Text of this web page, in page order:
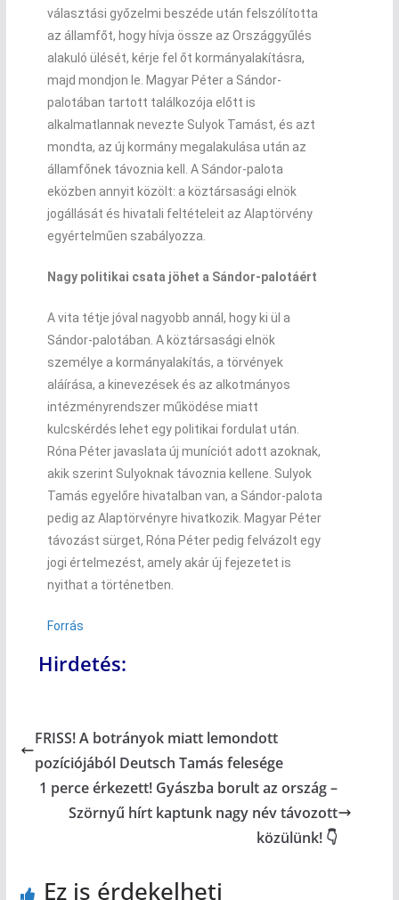
választási győzelmi beszéde után felszólította
az államfőt, hogy hívja össze az Országgyűlés
alakuló ülését, kérje fel őt kormányalakításra,
majd mondjon le. Magyar Péter a Sándor-
palotában tartott találkozója előtt is
alkalmatlannak nevezte Sulyok Tamást, és azt
mondta, az új kormány megalakulása után az
államfőnek távoznia kell. A Sándor-palota
eközben annyit közölt: a köztársasági elnök
jogállását és hivatali feltételeit az Alaptörvény
egyértelműen szabályozza.
Nagy politikai csata jöhet a Sándor-palotáért
A vita tétje jóval nagyobb annál, hogy ki ül a
Sándor-palotában. A köztársasági elnök
személye a kormányalakítás, a törvények
aláírása, a kinevezések és az alkotmányos
intézményrendszer működése miatt
kulcskérdés lehet egy politikai fordulat után.
Róna Péter javaslata új muníciót adott azoknak,
akik szerint Sulyoknak távoznia kellene. Sulyok
Tamás egyelőre hivatalban van, a Sándor-palota
pedig az Alaptörvényre hivatkozik. Magyar Péter
távozást sürget, Róna Péter pedig felvázolt egy
jogi értelmezést, amely akár új fejezetet is
nyithat a történetben.
Forrás
Hirdetés:
FRISS! A botrányok miatt lemondott
pozíciójából Deutsch Tamás felesége
1 perce érkezett! Gyászba borult az ország –
Szörnyű hírt kaptunk nagy név távozott
közülünk! 👇
Ez is érdekelheti